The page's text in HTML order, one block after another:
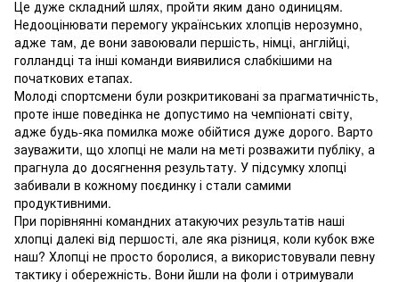
Це дуже складний шлях, пройти яким дано одиницям.
Недооцінювати перемогу українських хлопців нерозумно,
адже там, де вони завоювали першість, німці, англійці,
голландці та інші команди виявилися слабкішими на
початкових етапах.
Молоді спортсмени були розкритиковані за прагматичність,
проте інше поведінка не допустимо на чемпіонаті світу,
адже будь-яка помилка може обійтися дуже дорого. Варто
зауважити, що хлопці не мали на меті розважити публіку, а
прагнула до досягнення результату. У підсумку хлопці
забивали в кожному поєдинку і стали самими
продуктивними.
При порівнянні командних атакуючих результатів наші
хлопці далекі від першості, але яка різниця, коли кубок вже
наш? Хлопці не просто боролися, а використовували певну
тактику і обережність. Вони йшли на фоли і отримували